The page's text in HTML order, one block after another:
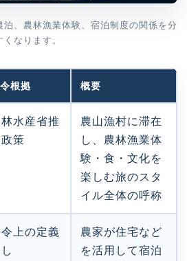
、農林漁業体験、宿泊制度の関係を分
なります。
根拠 概要
水産省推
策
農山漁村に滞在
し、農林漁業体
験・食・文化を
楽しむ旅のスタ
イル全体の呼称
上の定義
農家が住宅など
を活用して宿泊